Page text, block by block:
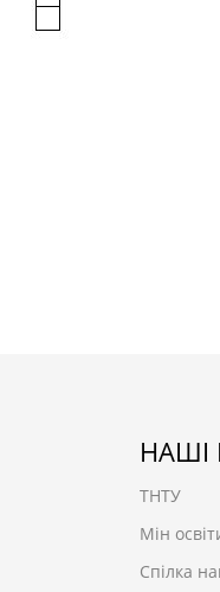
НАШІ
ТНТУ
Мін
Спілка